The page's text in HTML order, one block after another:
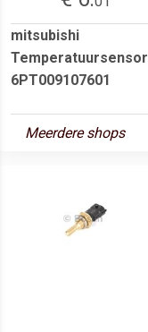
mitsubishi
Temperatuursensor
6PT009107601
Meerdere shops